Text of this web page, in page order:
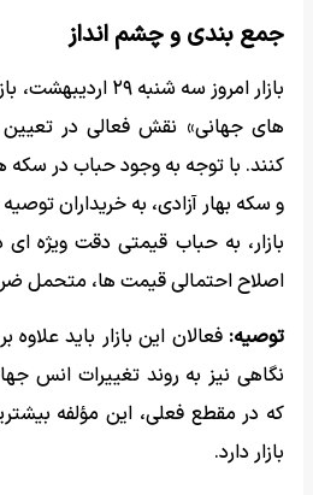
جمع بندی و چشم انداز
بازار امروز سه
های جهانی» نقش فعالی در
کنند. با توجه به وجود حباب در
و سکه بهار آزادی، به خریداران
بازار، به حباب قیمتی دقت ویژه
اصلاح احتمالی قیمت ها، متحمل
توصیه: فعالان این بازار باید علاوه
نگاهی نیز به روند تغییرات انس
که در مقطع فعلی، این مؤلفه
بازار دارد.